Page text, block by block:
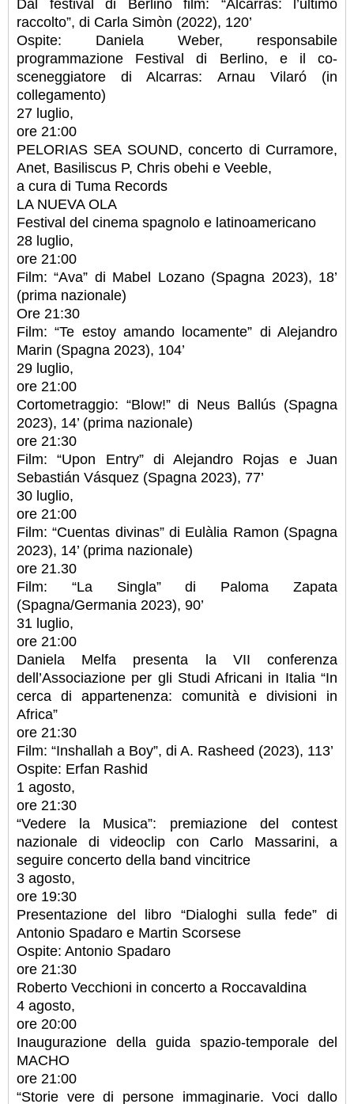
Dal festival di Berlino film: “Alcarras: l’ultimo
raccolto”, di Carla Simòn (2022), 120’
Ospite: Daniela Weber, responsabile
programmazione Festival di Berlino, e il co-
sceneggiatore di Alcarras: Arnau Vilaró (in
collegamento)
27 luglio,
ore 21:00
PELORIAS SEA SOUND, concerto di Curramore,
Anet, Basiliscus P, Chris obehi e Veeble,
a cura di Tuma Records
LA NUEVA OLA
Festival del cinema spagnolo e latinoamericano
28 luglio,
ore 21:00
Film: “Ava” di Mabel Lozano (Spagna 2023), 18’
(prima nazionale)
Ore 21:30
Film: “Te estoy amando locamente” di Alejandro
Marin (Spagna 2023), 104’
29 luglio,
ore 21:00
Cortometraggio: “Blow!” di Neus Ballús (Spagna
2023), 14’ (prima nazionale)
ore 21:30
Film: “Upon Entry” di Alejandro Rojas e Juan
Sebastián Vásquez (Spagna 2023), 77’
30 luglio,
ore 21:00
Film: “Cuentas divinas” di Eulàlia Ramon (Spagna
2023), 14’ (prima nazionale)
ore 21.30
Film: “La Singla” di Paloma Zapata
(Spagna/Germania 2023), 90’
31 luglio,
ore 21:00
Daniela Melfa presenta la VII conferenza
dell’Associazione per gli Studi Africani in Italia “In
cerca di appartenenza: comunità e divisioni in
Africa”
ore 21:30
Film: “Inshallah a Boy”, di A. Rasheed (2023), 113’
Ospite: Erfan Rashid
1 agosto,
ore 21:30
“Vedere la Musica”: premiazione del contest
nazionale di videoclip con Carlo Massarini, a
seguire concerto della band vincitrice
3 agosto,
ore 19:30
Presentazione del libro “Dialoghi sulla fede” di
Antonio Spadaro e Martin Scorsese
Ospite: Antonio Spadaro
ore 21:30
Roberto Vecchioni in concerto a Roccavaldina
4 agosto,
ore 20:00
Inaugurazione della guida spazio-temporale del
MACHO
ore 21:00
“Storie vere di persone immaginarie. Voci dallo